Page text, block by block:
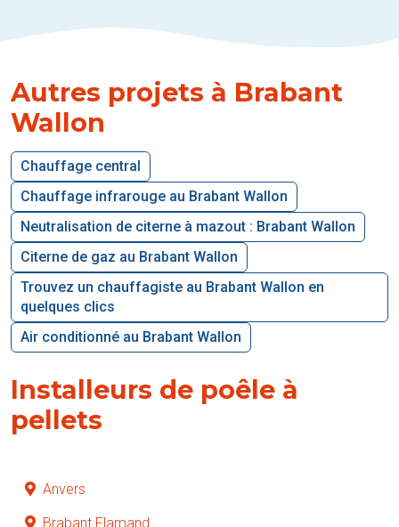
Autres projets à Brabant
Wallon
Chauffage central
Chauffage infrarouge au Brabant Wallon
Neutralisation de citerne à mazout : Brabant Wallon
Citerne de gaz au Brabant Wallon
Trouvez un chauffagiste au Brabant Wallon en
quelques clics
Air conditionné au Brabant Wallon
Installeurs de poêle à
pellets
Anvers
Brabant Flamand